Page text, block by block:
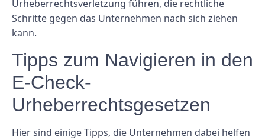
Urheberrechtsverletzung führen, die rechtliche
Schritte gegen das Unternehmen nach sich ziehen
kann.
Tipps zum Navigieren in den
E-Check-
Urheberrechtsgesetzen
Hier sind einige Tipps, die Unternehmen dabei helfen